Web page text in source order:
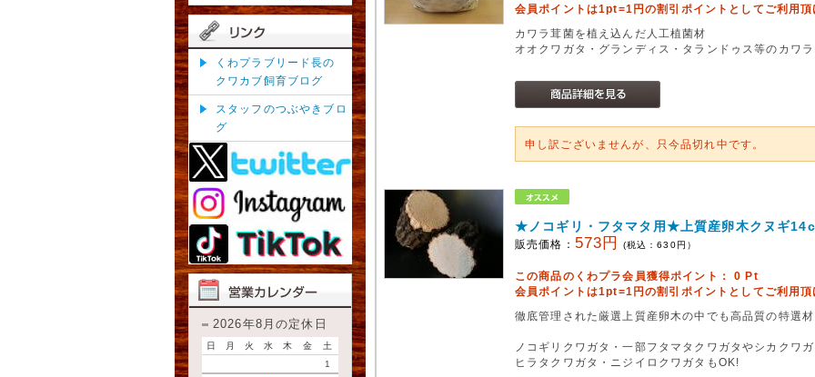
くわプラブリード長の
クワカブ飼育ブログ
スタッフのつぶやきブロ
グ
2026年8月の定休日
日 月 火 水 木 金
土
1
会員ポイントは1pt=1円の割引ポイントとしてご利用頂
カワラ茸菌を植え込んだ人工植菌材
オオクワガタ・グランディス・タランドゥス等のカワ
申し訳ございませんが、只今品切れ中です。
★ノコギリ・フタマタ用★上質産卵木クヌギ
販売価格： 573円 (税込：630円）
この商品のくわプラ会員獲得ポイント：0 Pt
会員ポイントは1pt=1円の割引ポイントとしてご利用頂
徹底管理された厳選上質産卵木の中でも高品質の特選材
ノコギリクワガタ・一部フタマタクワガタやシカクワ
ヒラタクワガタ・ニジイロクワガタもOK!